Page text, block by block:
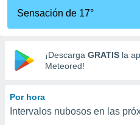
calidad.
a este
las
y
digital
basada
Sensación de 17°
¡Descarga GRATIS la
Meteored!
Por hora
Intervalos nubosos en las